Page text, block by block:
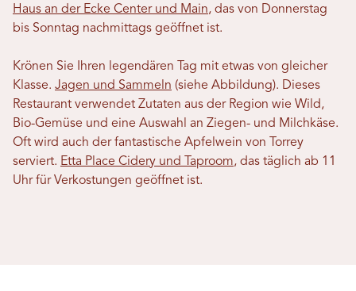
Haus an der Ecke Center und Main, das von Donnerstag
bis Sonntag nachmittags geöffnet ist.
Krönen Sie Ihren legendären Tag mit etwas von gleicher
Klasse. Jagen und Sammeln (siehe Abbildung). Dieses
Restaurant verwendet Zutaten aus der Region wie Wild,
Bio-Gemüse und eine Auswahl an Ziegen- und Milchkäse.
Oft wird auch der fantastische Apfelwein von Torrey
serviert. Etta Place Cidery und Taproom, das täglich ab 11
Uhr für Verkostungen geöffnet ist.